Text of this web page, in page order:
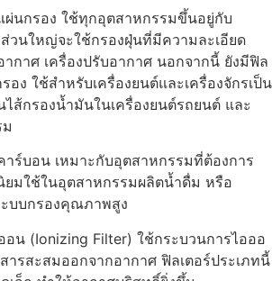
ผ่นกรอง ใช้ทุกอุตสาหกรรมขึ้นอยู่กับ
วนใหญ่จะใช้กรองฝุ่นที่มีความละเอียด
ากาศ เครื่องปรับอากาศ นอกจากนี้ ยังมีฟิล
อง ใช้สำหรับเครื่องยนต์และเครื่องจักรเป็น
ส้กรองน้ำมันในเครื่องยนต์รถยนต์ และ
าร์บอน เหมาะกับอุตสาหกรรมที่ต้องการ
ยมใช้ในอุตสาหกรรมผลิตน้ำดื่ม หรือ
บบกรองคุณภาพสูง
อน (Ionizing Filter) ใช้กระบวนการไอออ
ารสะสมออกจากอากาศ ฟิลเตอร์ประเภทนี้